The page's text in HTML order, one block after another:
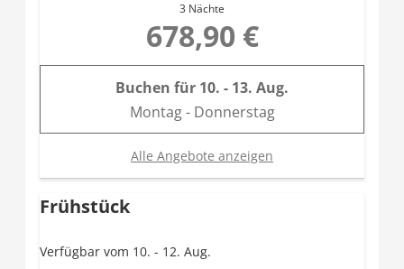
3 Nächte
678,90 €
Buchen für 10. - 13. Aug.
Montag - Donnerstag
Alle Angebote anzeigen
Frühstück
Verfügbar vom 10. - 12. Aug.